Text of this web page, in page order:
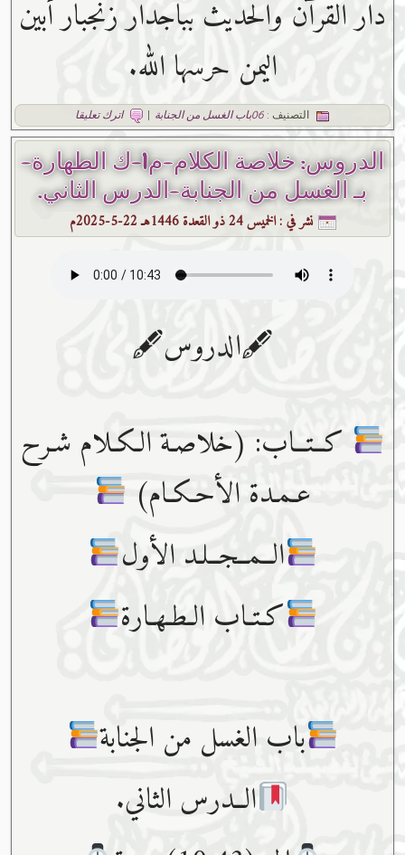
دار القرآن والحديث بباجدار زنجبار أبين
اليمن حرسها الله.
التصنيف :06باب الغسل من الجنابة | اترك تعليقا
الدروس: خلاصة الكلام-م1-ك الطهارة-
بـ الغسل من الجنابة-الدرس الثاني.
نشر في :الخميس 24 ذو القعدة 1446هـ 22-5-2025م
🖋الدروس🖋
كــتــاب: (خلاصـة الـكـلام شـرح
عـمـدة الأحـكـام)
الــمــجــلـد الأول
كـتـاب الـطـهـارة
باب الغسل من الجنابة
الــدرس الثاني.